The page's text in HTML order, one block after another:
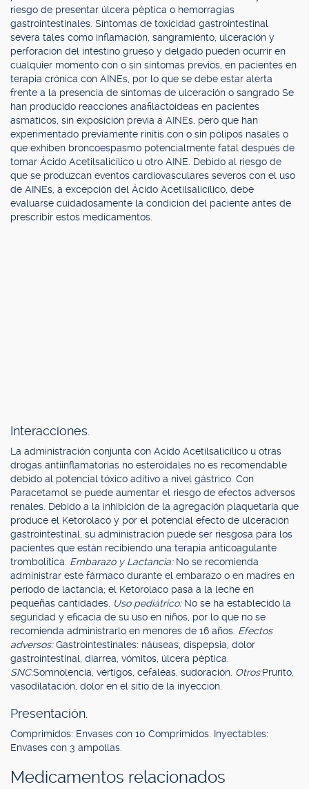
riesgo de presentar úlcera péptica o hemorragias
gastrointestinales. Síntomas de toxicidad gastrointestinal
severa tales como inflamación, sangramiento, ulceración y
perforación del intestino grueso y delgado pueden ocurrir en
cualquier momento con o sin síntomas previos, en pacientes en
terapia crónica con AINEs, por lo que se debe estar alerta
frente a la presencia de síntomas de ulceración o sangrado Se
han producido reacciones anafilactoídeas en pacientes
asmáticos, sin exposición previa a AINEs, pero que han
experimentado previamente rinitis con o sin pólipos nasales o
que exhiben broncoespasmo potencialmente fatal después de
tomar Ácido Acetilsalicílico u otro AINE. Debido al riesgo de
que se produzcan eventos cardiovasculares severos con el uso
de AINEs, a excepción del Ácido Acetilsalicílico, debe
evaluarse cuidadosamente la condición del paciente antes de
prescribir estos medicamentos.
Interacciones.
La administración conjunta con Acido Acetilsalicílico u otras
drogas antiinflamatorias no esteroidales no es recomendable
debido al potencial tóxico aditivo a nivel gástrico. Con
Paracetamol se puede aumentar el riesgo de efectos adversos
renales. Debido a la inhibición de la agregación plaquetaria que
produce el Ketorolaco y por el potencial efecto de ulceración
gastrointestinal, su administración puede ser riesgosa para los
pacientes que están recibiendo una terapia anticoagulante
trombolítica. Embarazo y Lactancia: No se recomienda
administrar este fármaco durante el embarazo o en madres en
período de lactancia; el Ketorolaco pasa a la leche en
pequeñas cantidades. Uso pediátrico: No se ha establecido la
seguridad y eficacia de su uso en niños, por lo que no se
recomienda administrarlo en menores de 16 años. Efectos
adversos:Gastrointestinales: náuseas, dispepsia, dolor
gastrointestinal, diarrea, vómitos, úlcera péptica.
SNC:Somnolencia, vértigos, cefaleas, sudoración. Otros:Prurito,
vasodilatación, dolor en el sitio de la inyección.
Presentación.
Comprimidos: Envases con 10 Comprimidos. Inyectables:
Envases con 3 ampollas.
Medicamentos relacionados